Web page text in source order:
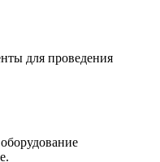
для проведения